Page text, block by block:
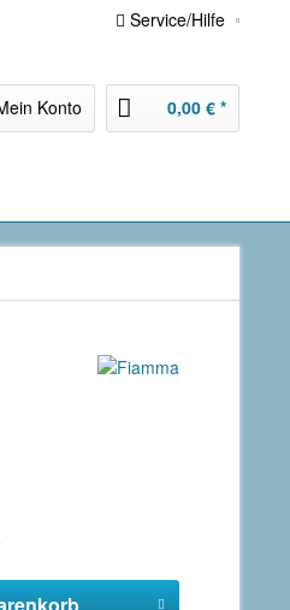
Service/Hilfe
Konto 0,00 € *